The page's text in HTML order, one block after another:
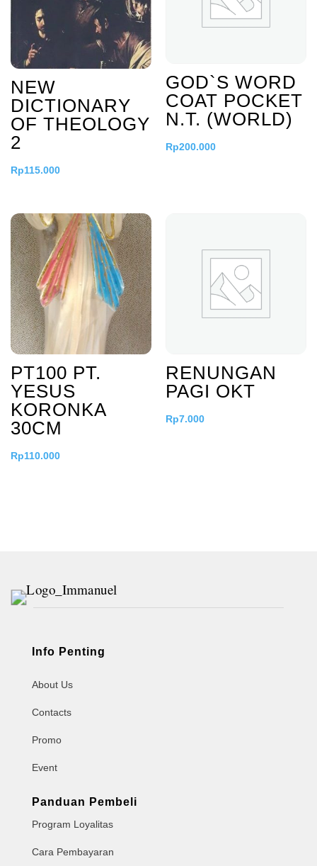
NEW
DICTIONARY
OF THEOLOGY
2
Rp115.000
GOD`S WORD
COAT POCKET
N.T. (WORLD)
Rp200.000
PT100 PT.
YESUS
KORONKA
30CM
Rp110.000
RENUNGAN
PAGI OKT
Rp7.000
Info Penting
About Us
Contacts
Promo
Event
Panduan Pembeli
Program Loyalitas
Cara Pembayaran